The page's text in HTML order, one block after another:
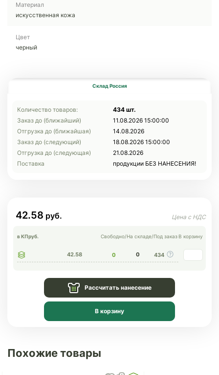
Материал
искусственная кожа
Цвет
черный
Склад Россия
Количество товаров:
434 шт.
Заказ до (ближайший)
11.08.2026 15:00:00
Отгрузка до (ближайшая)
14.08.2026
Заказ до (следующий)
18.08.2026 15:00:00
Отгрузка до (следующая)
21.08.2026
Поставка
продукции БЕЗ НАНЕСЕНИЯ!
42.58
в КПруб. Свободно/На складе/Под заказ В корзину
42.58 0 0 434
Рассчитать нанесение
В корзину
Похожие товары